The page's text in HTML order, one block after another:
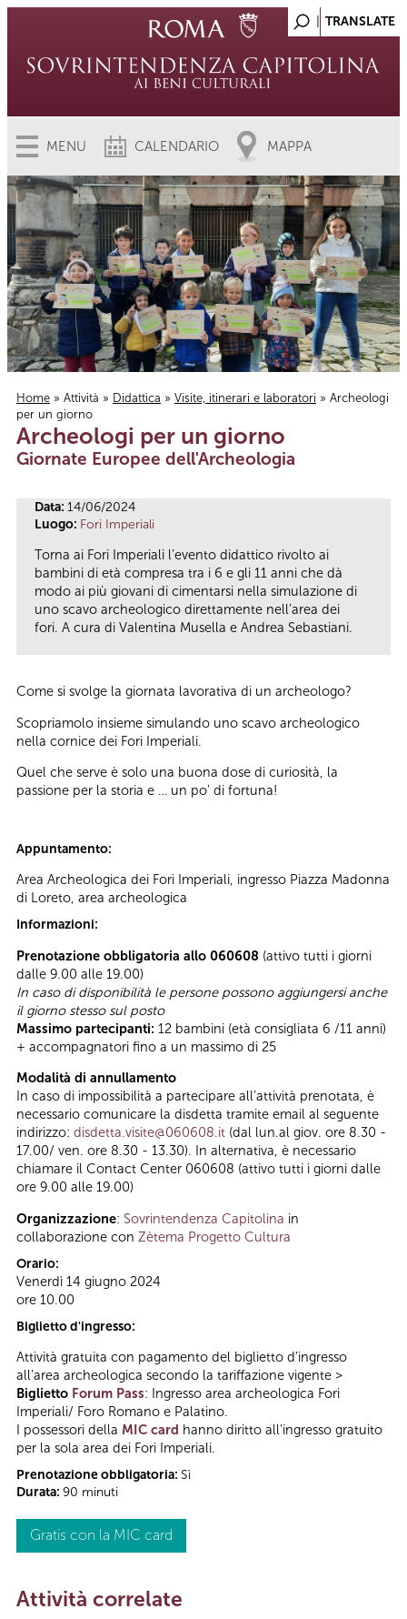
MENU CALENDARIO MAPPA
Tu sei qui
Home » Attività » Didattica » Visite, itinerari e laboratori » Archeologi
per un giorno
Archeologi per un giorno
Giornate Europee dell'Archeologia
Data: 14/06/2024
Luogo: Fori Imperiali
Torna ai Fori Imperiali l’evento didattico rivolto ai
bambini di età compresa tra i 6 e gli 11 anni che dà
modo ai più giovani di cimentarsi nella simulazione di
uno scavo archeologico direttamente nell’area dei
fori. A cura di Valentina Musella e Andrea Sebastiani.
Come si svolge la giornata lavorativa di un archeologo?
Scopriamolo insieme simulando uno scavo archeologico
nella cornice dei Fori Imperiali.
Quel che serve è solo una buona dose di curiosità, la
passione per la storia e … un po' di fortuna!
Appuntamento:
Area Archeologica dei Fori Imperiali, ingresso Piazza Madonna
di Loreto, area archeologica
Informazioni:
Prenotazione obbligatoria allo 060608 (attivo tutti i giorni
dalle 9.00 alle 19.00)
In caso di disponibilità le persone possono aggiungersi anche
il giorno stesso sul posto
Massimo partecipanti: 12 bambini (età consigliata 6 /11 anni)
+ accompagnatori fino a un massimo di 25
Modalità di annullamento
In caso di impossibilità a partecipare all’attività prenotata, è
necessario comunicare la disdetta tramite email al seguente
indirizzo: disdetta.visite@060608.it (dal lun.al giov. ore 8.30 -
17.00/ ven. ore 8.30 - 13.30). In alternativa, è necessario
chiamare il Contact Center 060608 (attivo tutti i giorni dalle
ore 9.00 alle 19.00)
Organizzazione: Sovrintendenza Capitolina in
collaborazione con Zètema Progetto Cultura
Orario:
Venerdì 14 giugno 2024
ore 10.00
Biglietto d'ingresso:
Attività gratuita con pagamento del biglietto d’ingresso
all’area archeologica secondo la tariffazione vigente >
Biglietto Forum Pass: Ingresso area archeologica Fori
Imperiali/ Foro Romano e Palatino.
I possessori della MIC card hanno diritto all'ingresso gratuito
per la sola area dei Fori Imperiali.
Prenotazione obbligatoria: Sì
Durata: 90 minuti
Gratis con la MIC card
Attività correlate